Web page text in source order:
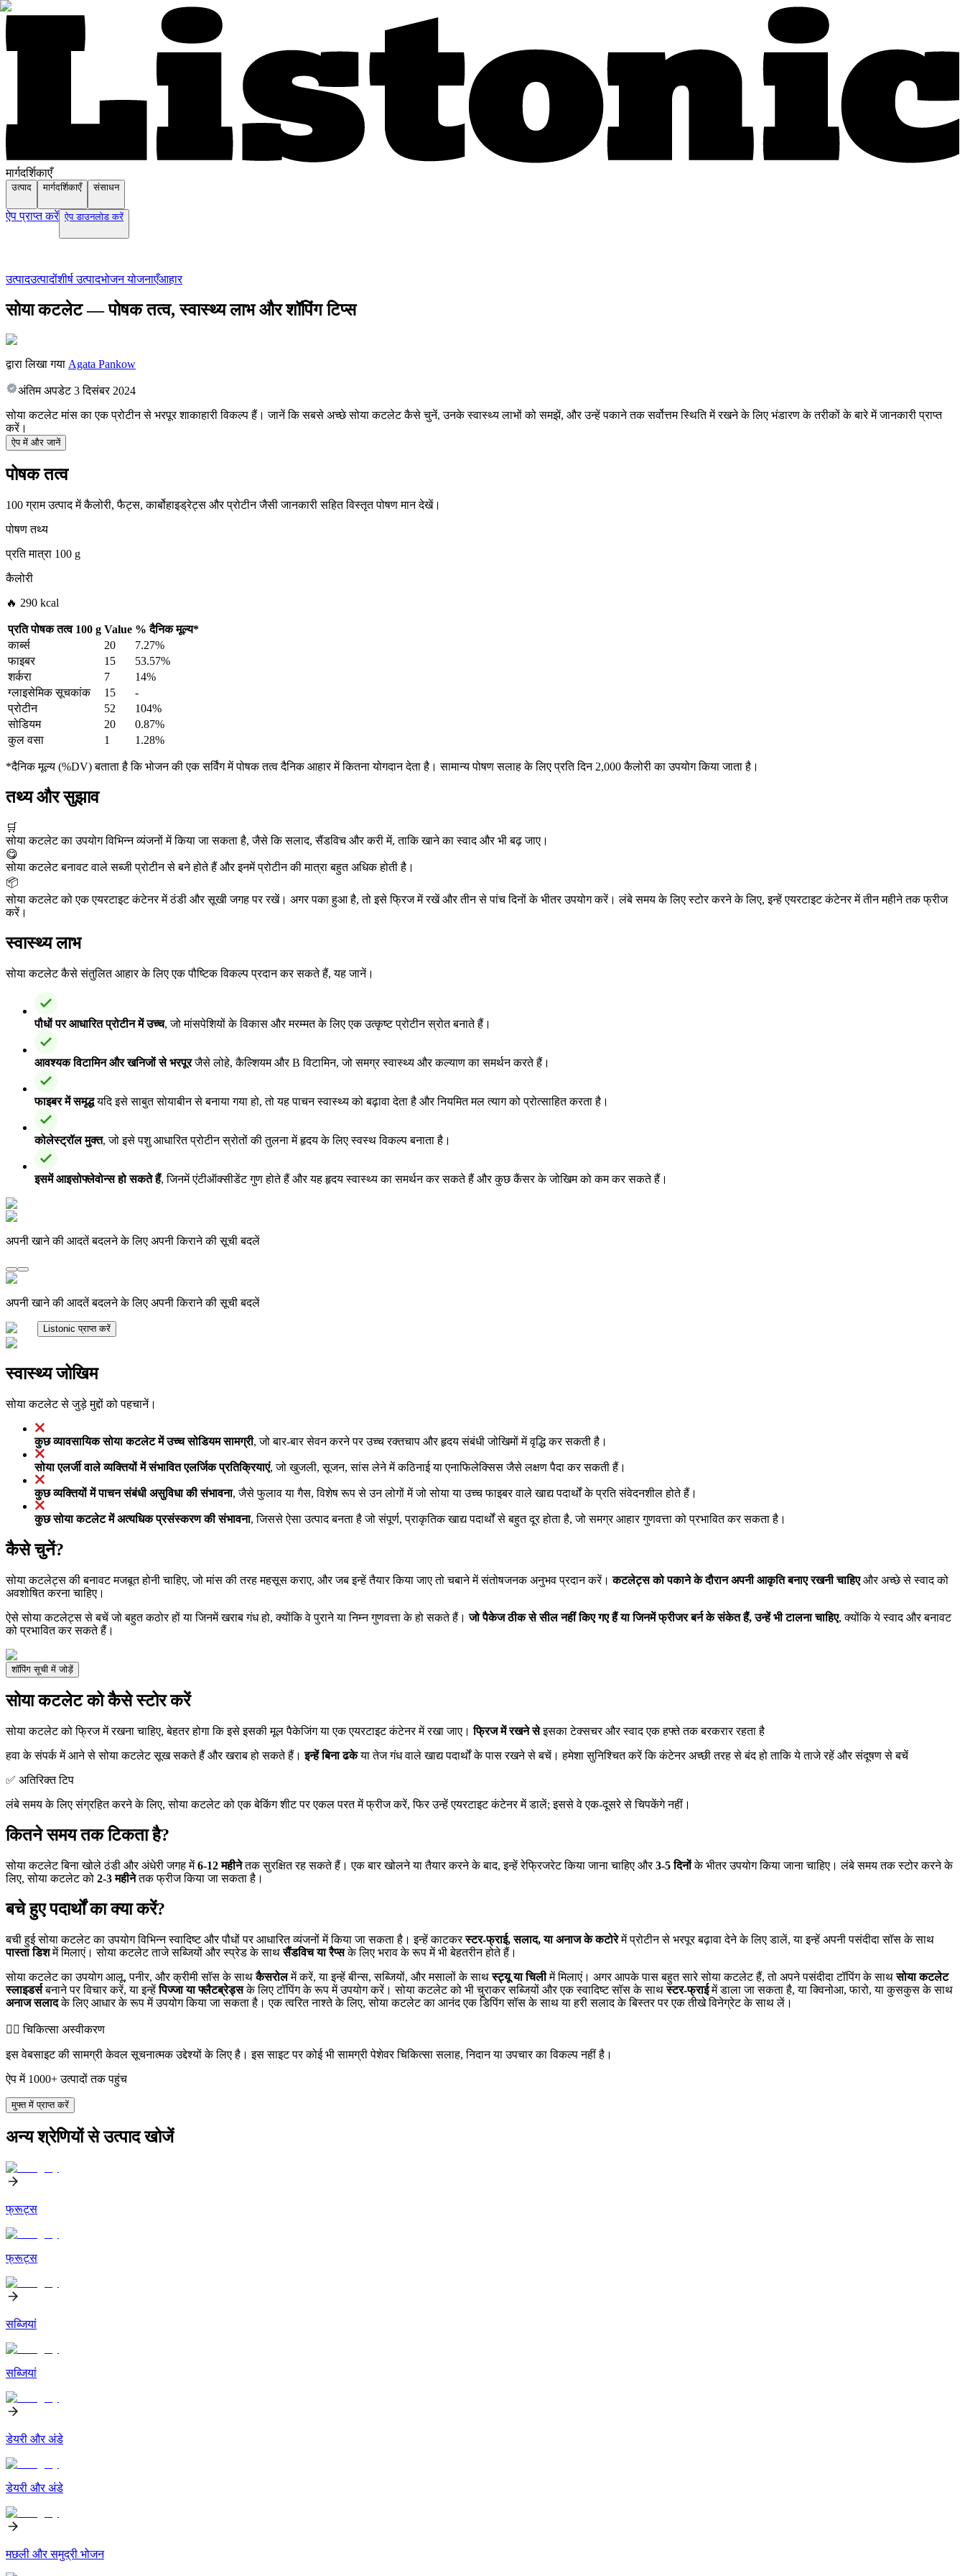
मार्गदर्शिकाएँ
उत्पाद मार्गदर्शिकाएँ संसाधन
ऐप प्राप्त करें ऐप डाउनलोड करें
उत्पादउत्पादोंशीर्ष उत्पादभोजन योजनाएँआहार
सोया कटलेट — पोषक तत्व, स्वास्थ्य लाभ और शॉपिंग टिप्स
द्वारा लिखा गया Agata Pankow
अंतिम अपडेट 3 दिसंबर 2024
सोया कटलेट मांस का एक प्रोटीन से भरपूर शाकाहारी विकल्प हैं। जानें कि सबसे अच्छे सोया कटलेट कैसे चुनें, उनके स्वास्थ्य लाभों को समझें, और उन्हें पकाने तक सर्वोत्तम स्थिति में रखने के लिए भंडारण के तरीकों के बारे में जानकारी प्राप्त
करें।
ऐप में और जानें
पोषक तत्व
100 ग्राम उत्पाद में कैलोरी, फैट्स, कार्बोहाइड्रेट्स और प्रोटीन जैसी जानकारी सहित विस्तृत पोषण मान देखें।
पोषण तथ्य
प्रति मात्रा 100 g
कैलोरी
🔥 290 kcal
प्रति पोषक तत्व 100 g Value %दैनिक मूल्य*
कार्ब्स
20
7.27%
फाइबर
15
53.57%
शर्करा
7
14%
ग्लाइसेमिक सूचकांक
15
-
प्रोटीन
52
104%
सोडियम
20
0.87%
कुल वसा
1 1.28%
*दैनिक मूल्य (%DV) बताता है कि भोजन की एक सर्विंग में पोषक तत्व दैनिक आहार में कितना योगदान देता है। सामान्य पोषण सलाह के लिए प्रति दिन 2,000 कैलोरी का उपयोग किया जाता है।
तथ्य और सुझाव
🛒
सोया कटलेट का उपयोग विभिन्न व्यंजनों में किया जा सकता है, जैसे कि सलाद, सैंडविच और करी में, ताकि खाने का स्वाद और भी बढ़ जाए।
😋
सोया कटलेट बनावट वाले सब्जी प्रोटीन से बने होते हैं और इनमें प्रोटीन की मात्रा बहुत अधिक होती है।
📦
सोया कटलेट को एक एयरटाइट कंटेनर में ठंडी और सूखी जगह पर रखें। अगर पका हुआ है, तो इसे फ्रिज में रखें और तीन से पांच दिनों के भीतर उपयोग करें। लंबे समय के लिए स्टोर करने के लिए, इन्हें एयरटाइट कंटेनर में तीन महीने तक फ्रीज
करें।
स्वास्थ्य लाभ
सोया कटलेट कैसे संतुलित आहार के लिए एक पौष्टिक विकल्प प्रदान कर सकते हैं, यह जानें।
पौधों पर आधारित प्रोटीन में उच्च, जो मांसपेशियों के विकास और मरम्मत के लिए एक उत्कृष्ट प्रोटीन स्रोत बनाते हैं।
आवश्यक विटामिन और खनिजों से भरपूरजैसे लोहे, कैल्शियम और B विटामिन, जो समग्र स्वास्थ्य और कल्याण का समर्थन करते हैं।
फाइबर में समृद्धयदि इसे साबुत सोयाबीन से बनाया गया हो, तो यह पाचन स्वास्थ्य को बढ़ावा देता है और नियमित मल त्याग को प्रोत्साहित करता है।
कोलेस्ट्रॉल मुक्त, जो इसे पशु आधारित प्रोटीन स्रोतों की तुलना में हृदय के लिए स्वस्थ विकल्प बनाता है।
इसमें आइसोफ्लेवोन्स हो सकते हैं, जिनमें एंटीऑक्सीडेंट गुण होते हैं और यह हृदय स्वास्थ्य का समर्थन कर सकते हैं और कुछ कैंसर के जोखिम को कम कर सकते हैं।
अपनी खाने की आदतें बदलने के लिए अपनी किराने की सूची बदलें
अपनी खाने की आदतें बदलने के लिए अपनी किराने की सूची बदलें
Listonic प्राप्त करें
स्वास्थ्य जोखिम
सोया कटलेट से जुड़े मुद्दों को पहचानें।
कुछ व्यावसायिक सोया कटलेट में उच्च सोडियम सामग्री, जो बार-बार सेवन करने पर उच्च रक्तचाप और हृदय संबंधी जोखिमों में वृद्धि कर सकती है।
सोया एलर्जी वाले व्यक्तियों में संभावित एलर्जिक प्रतिक्रियाएं, जो खुजली, सूजन, सांस लेने में कठिनाई या एनाफिलेक्सिस जैसे लक्षण पैदा कर सकती हैं।
कुछ व्यक्तियों में पाचन संबंधी असुविधा की संभावना, जैसे फुलाव या गैस, विशेष रूप से उन लोगों में जो सोया या उच्च फाइबर वाले खाद्य पदार्थों के प्रति संवेदनशील होते हैं।
कुछ सोया कटलेट में अत्यधिक प्रसंस्करण की संभावना, जिससे ऐसा उत्पाद बनता है जो संपूर्ण, प्राकृतिक खाद्य पदार्थों से बहुत दूर होता है, जो समग्र आहार गुणवत्ता को प्रभावित कर सकता है।
कैसे चुनें?
सोया कटलेट्स की बनावट मजबूत होनी चाहिए, जो मांस की तरह महसूस कराए, और जब इन्हें तैयार किया जाए तो चबाने में संतोषजनक अनुभव प्रदान करें।कटलेट्स को पकाने के दौरान अपनी आकृति बनाए रखनी चाहिएऔर अच्छे से स्वाद को
अवशोषित करना चाहिए।
ऐसे सोया कटलेट्स से बचें जो बहुत कठोर हों या जिनमें खराब गंध हो, क्योंकि वे पुराने या निम्न गुणवत्ता के हो सकते हैं।जो पैकेज ठीक से सील नहीं किए गए हैं या जिनमें फ्रीजर बर्न के संकेत हैं, उन्हें भी टालना चाहिए, क्योंकि ये स्वाद और बनावट
को प्रभावित कर सकते हैं।
शॉपिंग सूची में जोड़ें
सोया कटलेट को कैसे स्टोर करें
सोया कटलेट को फ्रिज में रखना चाहिए, बेहतर होगा कि इसे इसकी मूल पैकेजिंग या एक एयरटाइट कंटेनर में रखा जाए।फ्रिज में रखने सेइसका टेक्सचर और स्वाद एक हफ्ते तक बरकरार रहता है
हवा के संपर्क में आने से सोया कटलेट सूख सकते हैं और खराब हो सकते हैं।इन्हें बिना ढकेया तेज गंध वाले खाद्य पदार्थों के पास रखने से बचें। हमेशा सुनिश्चित करें कि कंटेनर अच्छी तरह से बंद हो ताकि ये ताजे रहें और संदूषण से बचें
✅ अतिरिक्त टिप
लंबे समय के लिए संग्रहित करने के लिए, सोया कटलेट को एक बेकिंग शीट पर एकल परत में फ्रीज करें, फिर उन्हें एयरटाइट कंटेनर में डालें; इससे वे एक-दूसरे से चिपकेंगे नहीं।
कितने समय तक टिकता है?
सोया कटलेट बिना खोले ठंडी और अंधेरी जगह में6-12 महीनेतक सुरक्षित रह सकते हैं। एक बार खोलने या तैयार करने के बाद, इन्हें रेफ्रिजरेट किया जाना चाहिए और3-5 दिनोंके भीतर उपयोग किया जाना चाहिए। लंबे समय तक स्टोर करने के
लिए, सोया कटलेट को 2-3 महीनेतक फ्रीज किया जा सकता है।
बचे हुए पदार्थों का क्या करें?
बची हुई सोया कटलेट का उपयोग विभिन्न स्वादिष्ट और पौधों पर आधारित व्यंजनों में किया जा सकता है। इन्हें काटकरस्टर-फ्राई, सलाद, या अनाज के कटोरेमें प्रोटीन से भरपूर बढ़ावा देने के लिए डालें, या इन्हें अपनी पसंदीदा सॉस के साथ
पास्ता डिशमें मिलाएं। सोया कटलेट ताजे सब्जियों और स्प्रेड के साथसैंडविच या रैप्सके लिए भराव के रूप में भी बेहतरीन होते हैं।
सोया कटलेट का उपयोग आलू, पनीर, और क्रीमी सॉस के साथकैसरोलमें करें, या इन्हें बीन्स, सब्जियों, और मसालों के साथस्ट्यू या चिलीमें मिलाएं। अगर आपके पास बहुत सारे सोया कटलेट हैं, तो अपने पसंदीदा टॉपिंग के साथसोया कटलेट
स्लाइडर्सबनाने पर विचार करें, या इन्हेंपिज्जा या फ्लैटब्रेड्सके लिए टॉपिंग के रूप में उपयोग करें। सोया कटलेट को भी चुराकर सब्जियों और एक स्वादिष्ट सॉस के साथस्टर-फ्राईमें डाला जा सकता है, या क्विनोआ, फारो, या कुसकुस के साथ
अनाज सलादके लिए आधार के रूप में उपयोग किया जा सकता है। एक त्वरित नाश्ते के लिए, सोया कटलेट का आनंद एक डिपिंग सॉस के साथ या हरी सलाद के बिस्तर पर एक तीखे विनेग्रेट के साथ लें।
👨‍⚕️️ चिकित्सा अस्वीकरण
इस वेबसाइट की सामग्री केवल सूचनात्मक उद्देश्यों के लिए है। इस साइट पर कोई भी सामग्री पेशेवर चिकित्सा सलाह, निदान या उपचार का विकल्प नहीं है।
ऐप में 1000+ उत्पादों तक पहुंच
मुफ्त में प्राप्त करें
अन्य श्रेणियों से उत्पाद खोजें
फ्रूट्स
फ्रूट्स
सब्जियां
सब्जियां
डेयरी और अंडे
डेयरी और अंडे
मछली और समुद्री भोजन